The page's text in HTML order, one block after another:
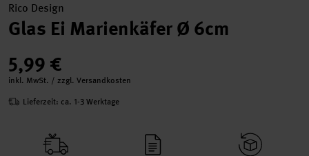
Rico Design
Glas Ei Marienkäfer Ø 6cm
5,99 €
inkl. MwSt. / zzgl. Versandkosten
Lieferzeit: ca. 1-3 Werktage